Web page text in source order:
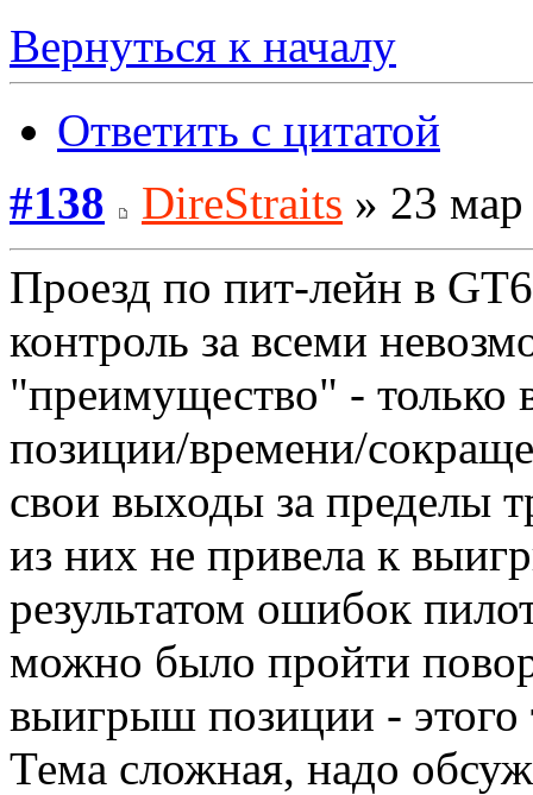
Вернуться к началу
Ответить с цитатой
#138
DireStraits » 23
Проезд по пит-лейн в
контроль за всеми
"преимущество" -
позиции/времени/
свои выходы за пределы
из них не привела к
результатом ошибок
можно было пройти
выигрыш позиции - этого
Тема сложная, надо